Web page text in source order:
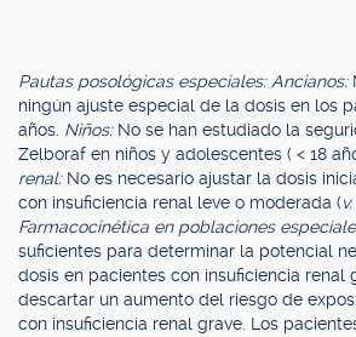
Pautas posológicas especiales: Ancianos:
ningún ajuste especial de la dosis en los
años. Niños: No se han estudiado la
Zelboraf en niños y adolescentes ( < 18
renal: No es necesario ajustar la dosis
con insuficiencia renal leve o moderada (
Farmacocinética en poblaciones
suficientes para determinar la potencial
dosis en pacientes con insuficiencia renal
descartar un aumento del riesgo de
con insuficiencia renal grave. Los